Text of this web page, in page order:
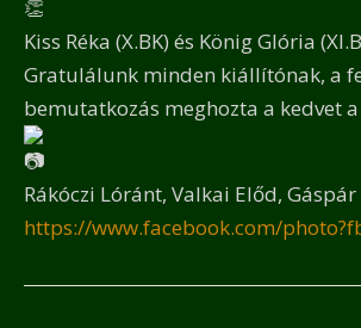
Kiss Réka (X.BK) és König Glória
Gratulálunk minden kiállítónak, a
bemutatkozás meghozta a kedvet
Rákóczi Lóránt, Valkai Előd, Gáspár
https://www.facebook.com/